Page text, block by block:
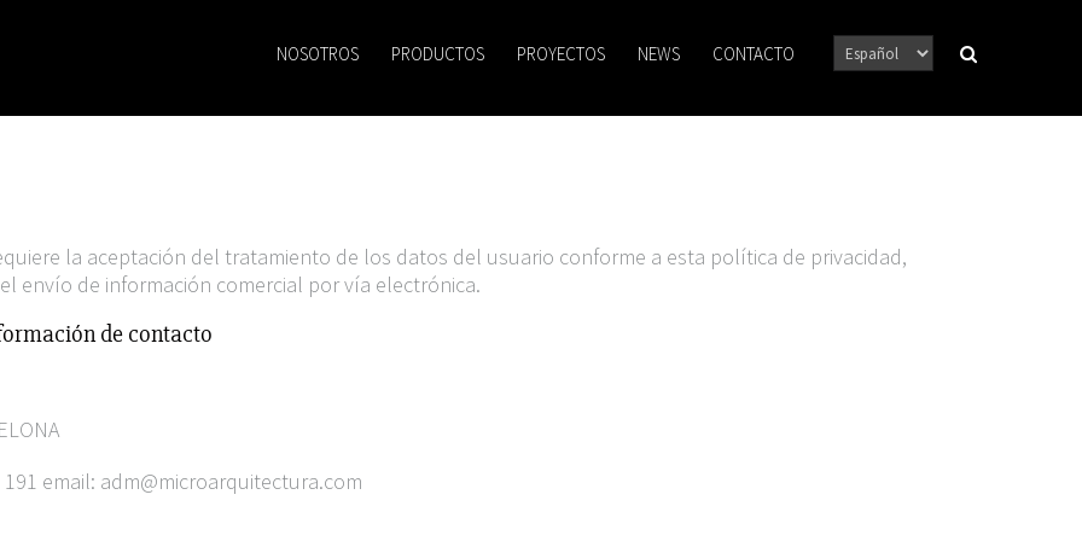
NOSOTROS PRODUCTOS PROYECTOS NEWS CONTACTO
la aceptación del tratamiento de los datos del usuario conforme a esta política de privacidad,
envío de información comercial por vía electrónica.
de contacto
email: adm@microarquitectura.com